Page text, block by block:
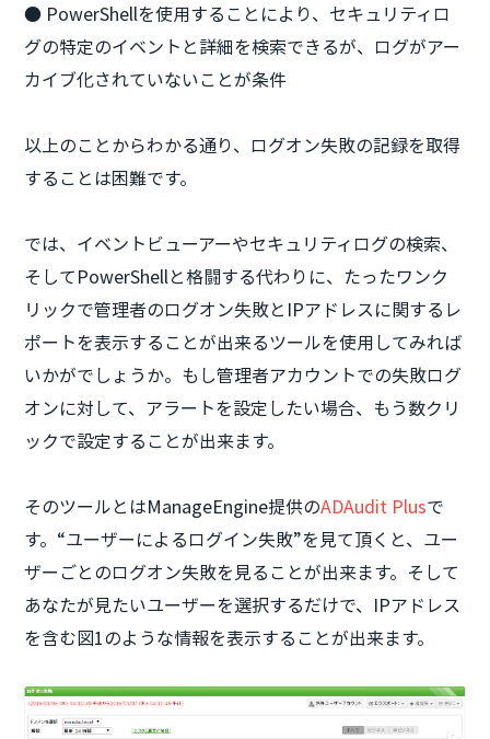
● PowerShellを使用することにより、セキュリティロ
グの特定のイベントと詳細を検索できるが、ログがアー
カイブ化されていないことが条件
以上のことからわかる通り、ログオン失敗の記録を取得
することは困難です。
では、イベントビューアーやセキュリティログの検索、
そしてPowerShellと格闘する代わりに、たったワンク
リックで管理者のログオン失敗とIPアドレスに関するレ
ポートを表示することが出来るツールを使用してみれば
いかがでしょうか。もし管理者アカウントでの失敗ログ
オンに対して、アラートを設定したい場合、もう数クリ
ックで設定することが出来ます。
そのツールとはManageEngine提供のADAudit Plusで
す。“ユーザーによるログイン失敗”を見て頂くと、ユー
ザーごとのログオン失敗を見ることが出来ます。そして
あなたが見たいユーザーを選択するだけで、IPアドレス
を含む図1のような情報を表示することが出来ます。